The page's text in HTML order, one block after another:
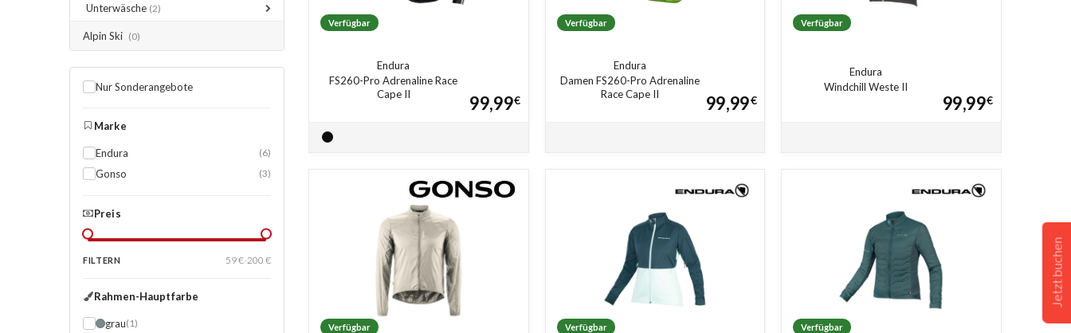
Jetzt buchen
Unterwäsche (2)
Alpin Ski (0)
Nur Sonderangebote
Marke
Endura (6)
Gonso (3)
Preis
FILTERN 59 €-200 €
Rahmen-Hauptfarbe
grau(1)
Verfügbar
Endura
FS260-Pro Adrenaline Race
Cape II
99,99€
Verfügbar
Endura
Damen FS260-Pro Adrenaline
Race Cape II
99,99€
Verfügbar
Endura
Windchill Weste II
99,99€
Verfügbar Verfügbar Verfügbar